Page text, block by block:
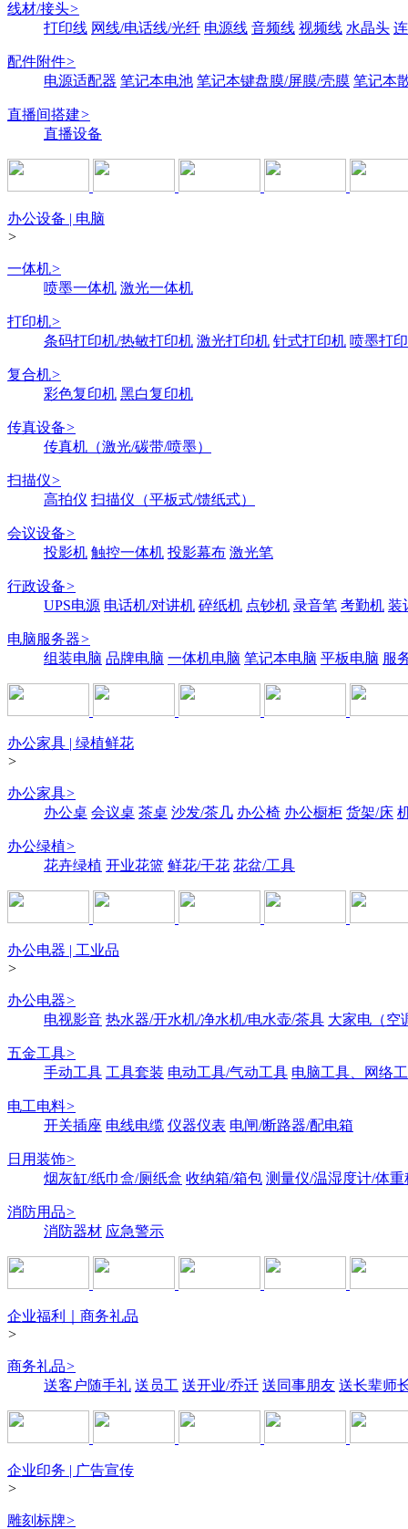
线材/接头>
打印线 网线/电话线/光纤 电源线 音频线 视频线 水晶头
配件附件>
电源适配器 笔记本电池 笔记本键盘膜/屏膜/壳膜 笔记本
直播间搭建>
直播设备
办公设备 | 电脑
>
一体机>
喷墨一体机 激光一体机
打印机>
条码打印机/热敏打印机 激光打印机 针式打印机 喷墨打
复合机>
彩色复印机 黑白复印机
传真设备>
传真机（激光/碳带/喷墨）
扫描仪>
高拍仪 扫描仪（平板式/馈纸式）
会议设备>
投影机 触控一体机 投影幕布 激光笔
行政设备>
UPS电源 电话机/对讲机 碎纸机 点钞机 录音笔 考勤机 装
电脑服务器>
组装电脑 品牌电脑 一体机电脑 笔记本电脑 平板电脑 服
办公家具 | 绿植鲜花
>
办公家具>
办公桌 会议桌 茶桌 沙发/茶几 办公椅 办公橱柜 货架/床
办公绿植>
花卉绿植 开业花篮 鲜花/干花 花盆/工具
办公电器 | 工业品
>
办公电器>
电视影音 热水器/开水机/净水机/电水壶/茶具 大家电（空
五金工具>
手动工具 工具套装 电动工具/气动工具 电脑工具、网络
电工电料>
开关插座 电线电缆 仪器仪表 电闸/断路器/配电箱
日用装饰>
烟灰缸/纸巾盒/厕纸盒 收纳箱/箱包 测量仪/温湿度计/体重
消防用品>
消防器材 应急警示
企业福利｜商务礼品
>
商务礼品>
送客户随手礼 送员工 送开业/乔迁 送同事朋友 送长辈师
企业印务 | 广告宣传
>
雕刻标牌>